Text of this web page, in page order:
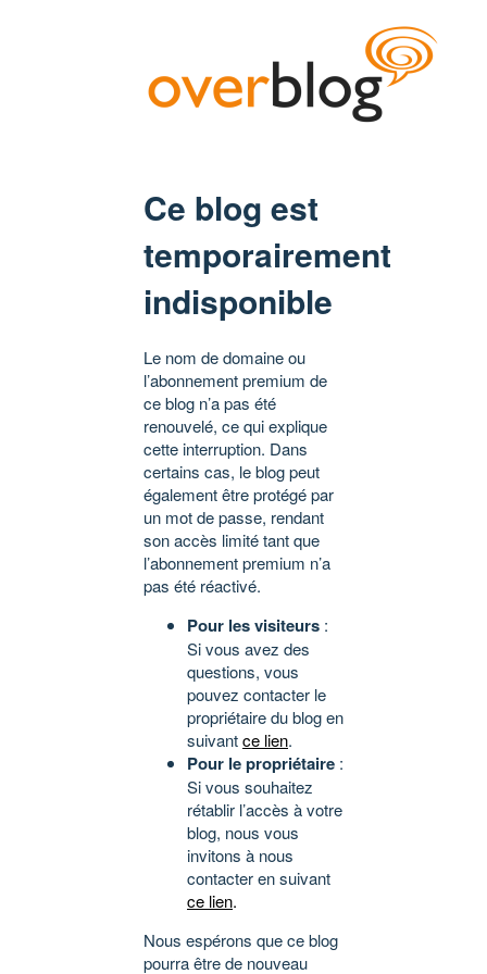
Ce blog est
temporairement
indisponible
Le nom de domaine ou
l’abonnement premium de
ce blog n’a pas été
renouvelé, ce qui explique
cette interruption. Dans
certains cas, le blog peut
également être protégé par
un mot de passe, rendant
son accès limité tant que
l’abonnement premium n’a
pas été réactivé.
Pour les visiteurs :
Si vous avez des
questions, vous
pouvez contacter le
propriétaire du blog en
suivantce lien.
Pour le propriétaire :
Si vous souhaitez
rétablir l’accès à votre
blog, nous vous
invitons à nous
contacter en suivant
ce lien.
Nous espérons que ce blog
pourra être de nouveau